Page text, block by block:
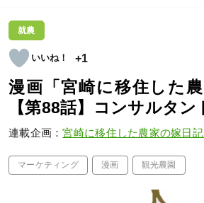
就農
+1
漫画「宮崎に移住した農
【第88話】コンサルタン
連載企画：宮崎に移住した農家の嫁日記
マーケティング 漫画 観光農園